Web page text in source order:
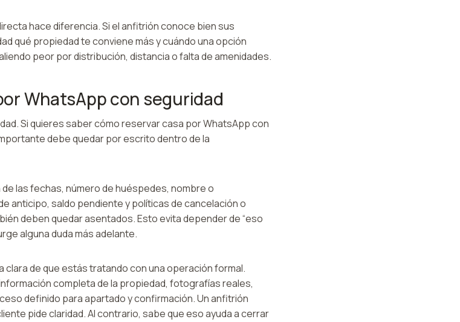
hace diferencia. Si el anfitrión conoce bien sus
qué propiedad te conviene más y cuándo una opción
peor por distribución, distancia o falta de amenidades.
WhatsApp con seguridad
Si quieres saber cómo reservar casa por WhatsApp con
debe quedar por escrito dentro de la
las fechas, número de huéspedes, nombre o
anticipo, saldo pendiente y políticas de cancelación o
deben quedar asentados. Esto evita depender de “eso
alguna duda más adelante.
de que estás tratando con una operación formal.
completa de la propiedad, fotografías reales,
definido para apartado y confirmación. Un anfitrión
pide claridad. Al contrario, sabe que eso ayuda a cerrar